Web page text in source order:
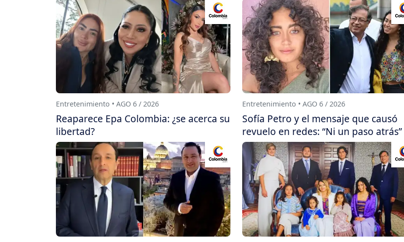
Entretenimiento • AGO 6 / 2026
Reaparece Epa Colombia: ¿se acerca su
libertad?
Entretenimiento • AGO 6 / 2026
Sofía Petro y el mensaje que causó
revuelo en redes: “Ni un paso atrás”